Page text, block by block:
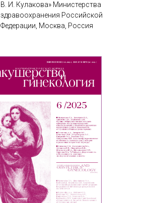
В. И. Кулакова» Министерства
здравоохранения Российской
Федерации, Москва, Россия